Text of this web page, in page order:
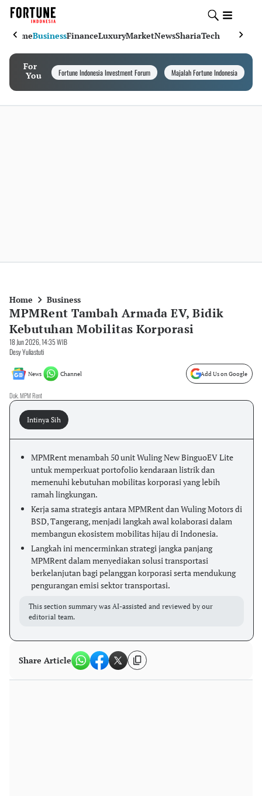
HomeBusinessFinanceLuxuryMarketNewsShariaTech
For
You
Fortune Indonesia Investment Forum Majalah Fortune Indonesia
Home Business
MPMRent Tambah Armada EV, Bidik
Kebutuhan Mobilitas Korporasi
18 Jun 2026, 14:35 WIB
Desy Yuliastuti
News Channel Add Us on Google
Dok. MPM Rent
Intinya Sih
MPMRent menambah 50 unit Wuling New BinguoEV Lite
untuk memperkuat portofolio kendaraan listrik dan
memenuhi kebutuhan mobilitas korporasi yang lebih
ramah lingkungan.
Kerja sama strategis antara MPMRent dan Wuling Motors di
BSD, Tangerang, menjadi langkah awal kolaborasi dalam
membangun ekosistem mobilitas hijau di Indonesia.
Langkah ini mencerminkan strategi jangka panjang
MPMRent dalam menyediakan solusi transportasi
berkelanjutan bagi pelanggan korporasi serta mendukung
pengurangan emisi sektor transportasi.
This section summary was AI-assisted and reviewed by our
editorial team.
Share Article